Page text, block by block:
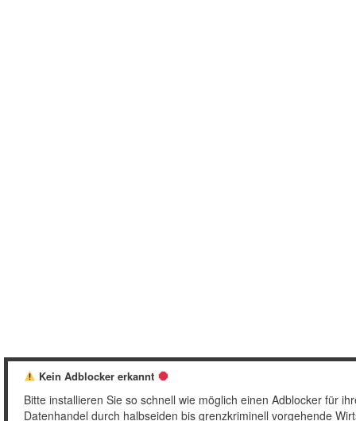
Kein Adblocker erkannt
Bitte installieren Sie so schnell wie möglich einen Adblocker für
Datenhandel durch halbseiden bis grenzkriminell vorgehende